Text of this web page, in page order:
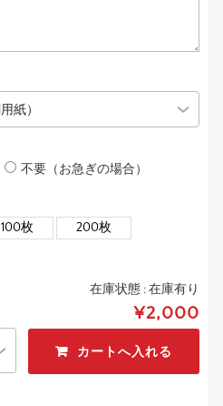
不要（お急ぎの場合）
100枚
200枚
在庫状態 :在庫有り
¥2,000